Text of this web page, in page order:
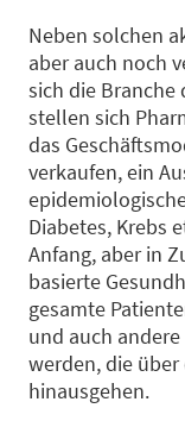
Neben solchen
aber auch noch
sich die Branche
stellen sich
das
verkaufen, ein
Diabetes, Krebs
Anfang, aber in
basierte
gesamte
und auch
werden, die
hinausgehen.